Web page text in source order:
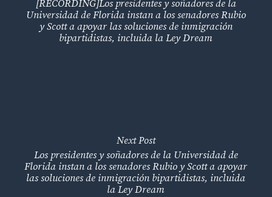
[RECORDING]Los presidentes y soñadores de la
Universidad de Florida instan a los senadores Rubio
y Scott a apoyar las soluciones de inmigración
bipartidistas, incluida la Ley Dream
Next Post
Los presidentes y soñadores de la Universidad de
Florida instan a los senadores Rubio y Scott a apoyar
las soluciones de inmigración bipartidistas, incluida
la Ley Dream